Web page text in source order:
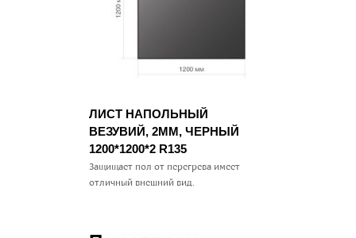
ЛИСТ НАПОЛЬНЫЙ
ВЕЗУВИЙ, 2ММ, ЧЕРНЫЙ
1200*1200*2 R135
Защищает пол от перегрева имеет
отличный внешний вид.